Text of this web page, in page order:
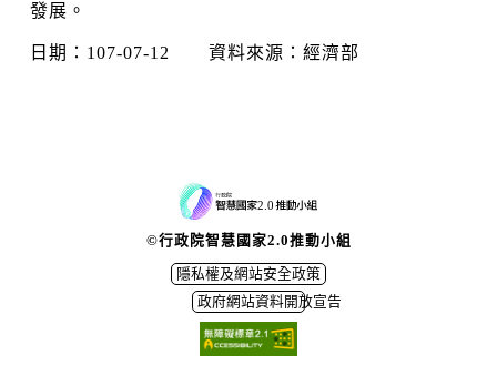
發展。
日期：107-07-12 資料來源：經濟部
©行政院智慧國家2.0推動小組
隱私權及網站安全政策
政府網站資料開放宣告